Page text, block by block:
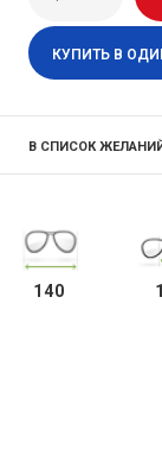
КУПИТЬ В
В СПИСОК
140